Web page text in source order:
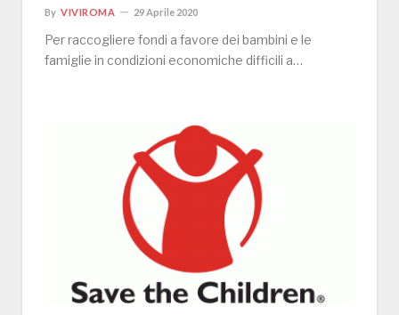
By VIVIROMA 29 Aprile 2020
Per raccogliere fondi a favore dei bambini e le
famiglie in condizioni economiche difficili a…